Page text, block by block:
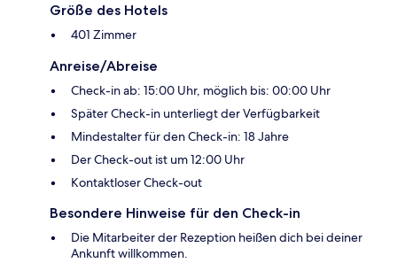
Größe des Hotels
401 Zimmer
Anreise/Abreise
Check-in ab: 15:00 Uhr, möglich bis: 00:00 Uhr
Später Check-in unterliegt der Verfügbarkeit
Mindestalter für den Check-in: 18 Jahre
Der Check-out ist um 12:00 Uhr
Kontaktloser Check-out
Besondere Hinweise für den Check-in
Die Mitarbeiter der Rezeption heißen dich bei deiner
Ankunft willkommen.